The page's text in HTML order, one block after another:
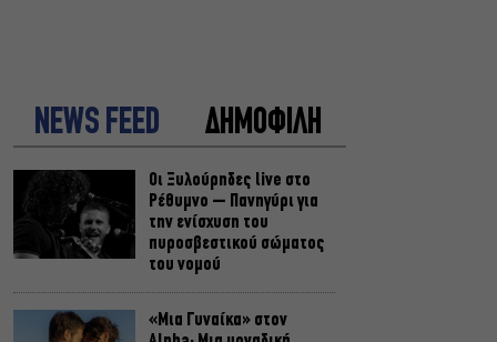
NEWS FEED ΔΗΜΟΦΙΛΗ
Οι Ξυλούρηδες live στο
Ρέθυμνο – Πανηγύρι για
την ενίσχυση του
πυροσβεστικού σώματος
του νομού
«Μια Γυναίκα» στον